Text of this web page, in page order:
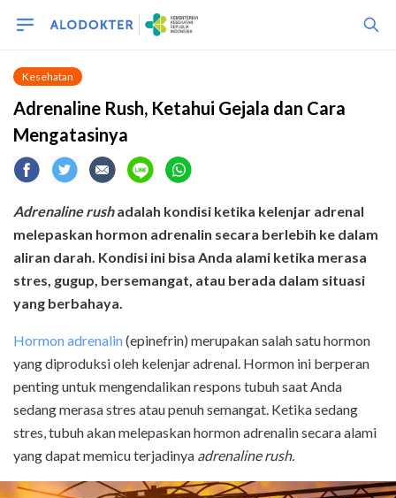
Kesehatan
Adrenaline Rush, Ketahui Gejala dan Cara
Mengatasinya
Adrenaline rushadalah kondisi ketika kelenjar adrenal
melepaskan hormon adrenalin secara berlebih ke dalam
aliran darah. Kondisi ini bisa Anda alami ketika merasa
stres, gugup, bersemangat, atau berada dalam situasi
yang berbahaya.
Hormon adrenalin(epinefrin) merupakan salah satu hormon
yang diproduksi oleh kelenjar adrenal. Hormon ini berperan
penting untuk mengendalikan respons tubuh saat Anda
sedang merasa stres atau penuh semangat. Ketika sedang
stres, tubuh akan melepaskan hormon adrenalin secara alami
yang dapat memicu terjadinya adrenaline rush.